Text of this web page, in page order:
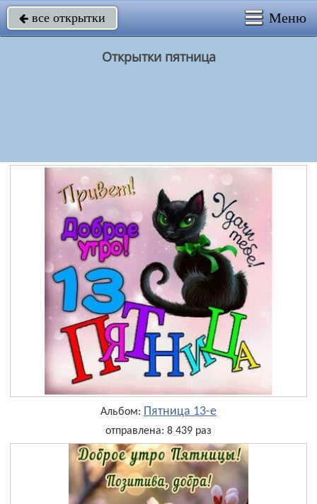
 все открытки Меню
Открытки пятница
Альбом: Пятница 13-е
отправлена: 8 439 раз